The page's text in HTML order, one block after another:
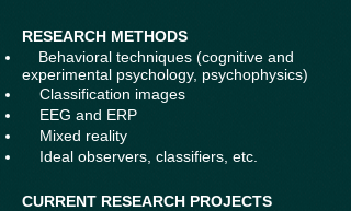
RESEARCH METHODS
Behavioral techniques (cognitive and
experimental psychology, psychophysics)
Classification images
EEG and ERP
Mixed reality
Ideal observers, classifiers, etc.
CURRENT RESEARCH PROJECTS